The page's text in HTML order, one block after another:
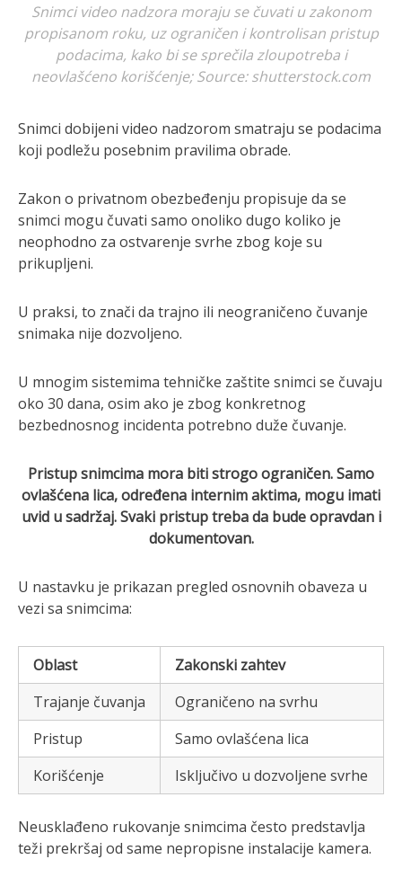
Snimci video nadzora moraju se čuvati u zakonom
propisanom roku, uz ograničen i kontrolisan pristup
podacima, kako bi se sprečila zloupotreba i
neovlašćeno korišćenje; Source: shutterstock.com
Snimci dobijeni video nadzorom smatraju se podacima
koji podležu posebnim pravilima obrade.
Zakon o privatnom obezbeđenju propisuje da se
snimci mogu čuvati samo onoliko dugo koliko je
neophodno za ostvarenje svrhe zbog koje su
prikupljeni.
U praksi, to znači da trajno ili neograničeno čuvanje
snimaka nije dozvoljeno.
U mnogim sistemima tehničke zaštite snimci se čuvaju
oko 30 dana, osim ako je zbog konkretnog
bezbednosnog incidenta potrebno duže čuvanje.
Pristup snimcima mora biti strogo ograničen. Samo
ovlašćena lica, određena internim aktima, mogu imati
uvid u sadržaj. Svaki pristup treba da bude opravdan i
dokumentovan.
U nastavku je prikazan pregled osnovnih obaveza u
vezi sa snimcima:
Oblast
Zakonski zahtev
Trajanje čuvanja
Ograničeno na svrhu
Pristup
Samo ovlašćena lica
Korišćenje
Isključivo u dozvoljene svrhe
Neusklađeno rukovanje snimcima često predstavlja
teži prekršaj od same nepropisne instalacije kamera.